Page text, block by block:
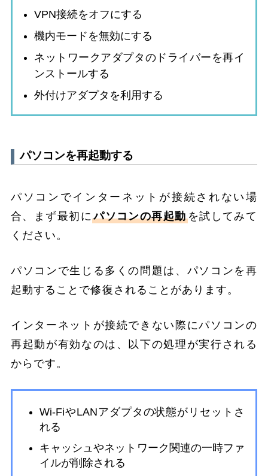
VPN接続をオフにする
機内モードを無効にする
ネットワークアダプタのドライバーを再イ
ンストールする
外付けアダプタを利用する
パソコンを再起動する
パソコンでインターネットが接続されない場
合、まず最初にパソコンの再起動を試してみて
ください。
パソコンで生じる多くの問題は、パソコンを再
起動することで修復されることがあります。
インターネットが接続できない際にパソコンの
再起動が有効なのは、以下の処理が実行される
からです。
Wi-FiやLANアダプタの状態がリセットさ
れる
キャッシュやネットワーク関連の一時ファ
イルが削除される